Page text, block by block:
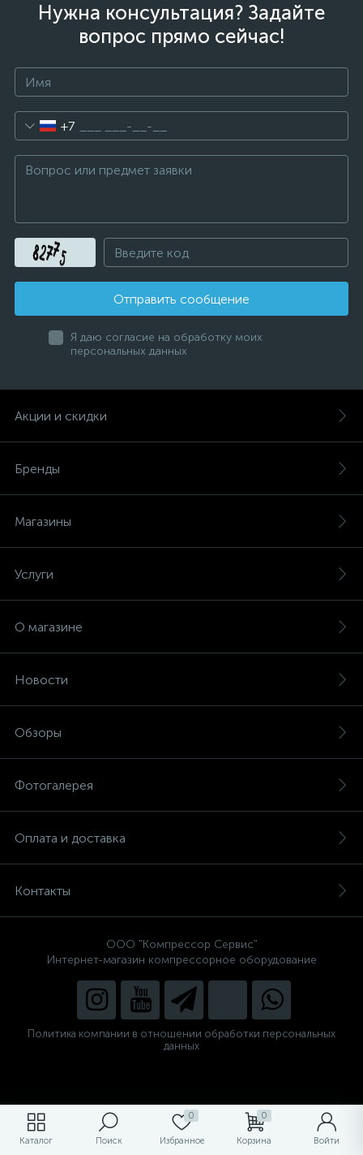
Каталог Поиск
0
Избранное
0
Корзина Войти
Нужна консультация? Задайте
вопрос прямо сейчас!
+7
Отправить сообщение
Я даю согласие на обработку моих
персональных данных
Акции и скидки
Бренды
Магазины
Услуги
О магазине
Новости
Обзоры
Фотогалерея
Оплата и доставка
Контакты
ООО "Компрессор Сервис"
Интернет-магазин компрессорное оборудование
Политика компании в отношении обработки персональных
данных